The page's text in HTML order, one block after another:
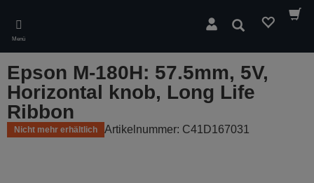
main
content
Menü
Suchen
Epson M-180H: 57.5mm, 5V,
Horizontal knob, Long Life
Ribbon
Nicht mehr erhältlich Artikelnummer: C41D167031